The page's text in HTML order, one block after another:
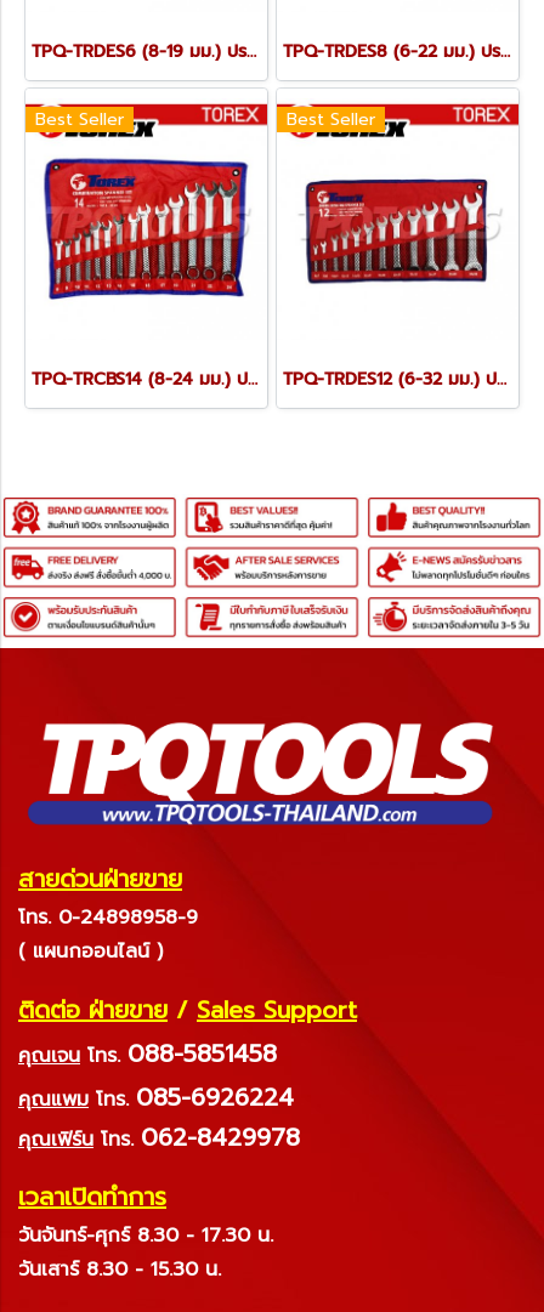
TPQ-TRDES6 (8-19 มม.) ประแจปากตายชุด 6 ตัว TOREX TPQ-TRDES8 (6-22 มม.) ประแจปากตายชุด 8 ตัว TOREX
Best Seller
TPQ-TRCBS14 (8-24 มม.) ประแจแหวนข้างปากตายชุด 14 ตัว TOREX
Best Seller
TPQ-TRDES12 (6-32 มม.) ประแจปากตายชุด 12 ตัว TOREX
สายด่วนฝ่ายขาย
โทร. 0-24898958-9
( แผนกออนไลน์ )
ติดต่อ ฝ่ายขาย / Sales Support
คุณเจน โทร. 088-5851458
คุณแพม โทร. 085-6926224
คุณเฟิร์น โทร. 062-8429978
เวลาเปิดทำการ
วันจันทร์-ศุกร์ 8.30 - 17.30 น.
วันเสาร์ 8.30 - 15.30 น.